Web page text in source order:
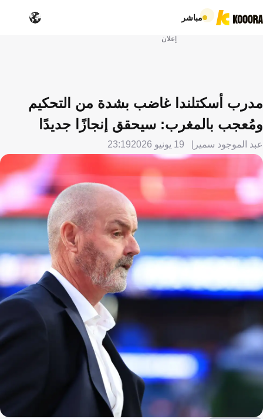
مباشر
إعلان
مدرب أسكتلندا غاضب بشدة من التحكيم
ومُعجب بالمغرب: سيحقق إنجازًا جديدًا
عبد الموجود سمير 19 يونيو 2026 23:19